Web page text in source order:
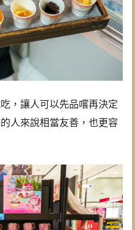
，讓人可以先品嚐再決定
人來說相當友善，也更容